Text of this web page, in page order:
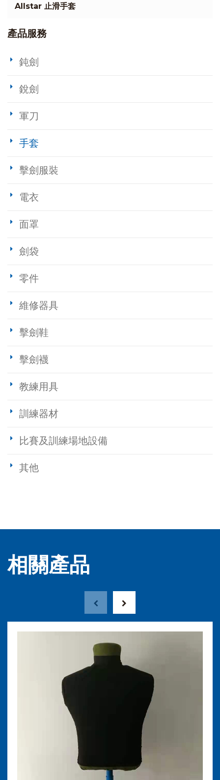
Allstar 止滑手套
產品服務
鈍劍
銳劍
軍刀
手套
擊劍服裝
電衣
面罩
劍袋
零件
維修器具
擊劍鞋
擊劍襪
教練用具
訓練器材
比賽及訓練場地設備
其他
相關產品